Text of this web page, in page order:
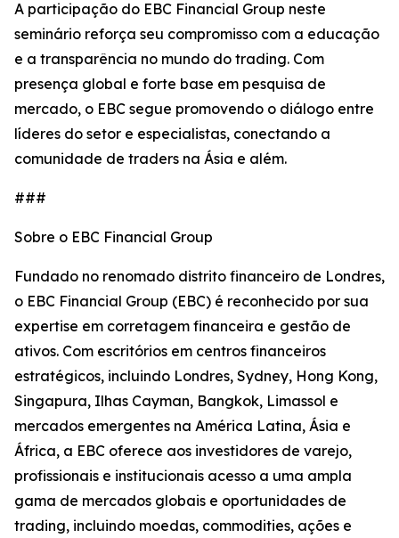
A participação do EBC Financial Group neste
seminário reforça seu compromisso com a educação
e a transparência no mundo do trading. Com
presença global e forte base em pesquisa de
mercado, o EBC segue promovendo o diálogo entre
líderes do setor e especialistas, conectando a
comunidade de traders na Ásia e além.
###
Sobre o EBC Financial Group
Fundado no renomado distrito financeiro de Londres,
o EBC Financial Group (EBC) é reconhecido por sua
expertise em corretagem financeira e gestão de
ativos. Com escritórios em centros financeiros
estratégicos, incluindo Londres, Sydney, Hong Kong,
Singapura, Ilhas Cayman, Bangkok, Limassol e
mercados emergentes na América Latina, Ásia e
África, a EBC oferece aos investidores de varejo,
profissionais e institucionais acesso a uma ampla
gama de mercados globais e oportunidades de
trading, incluindo moedas, commodities, ações e